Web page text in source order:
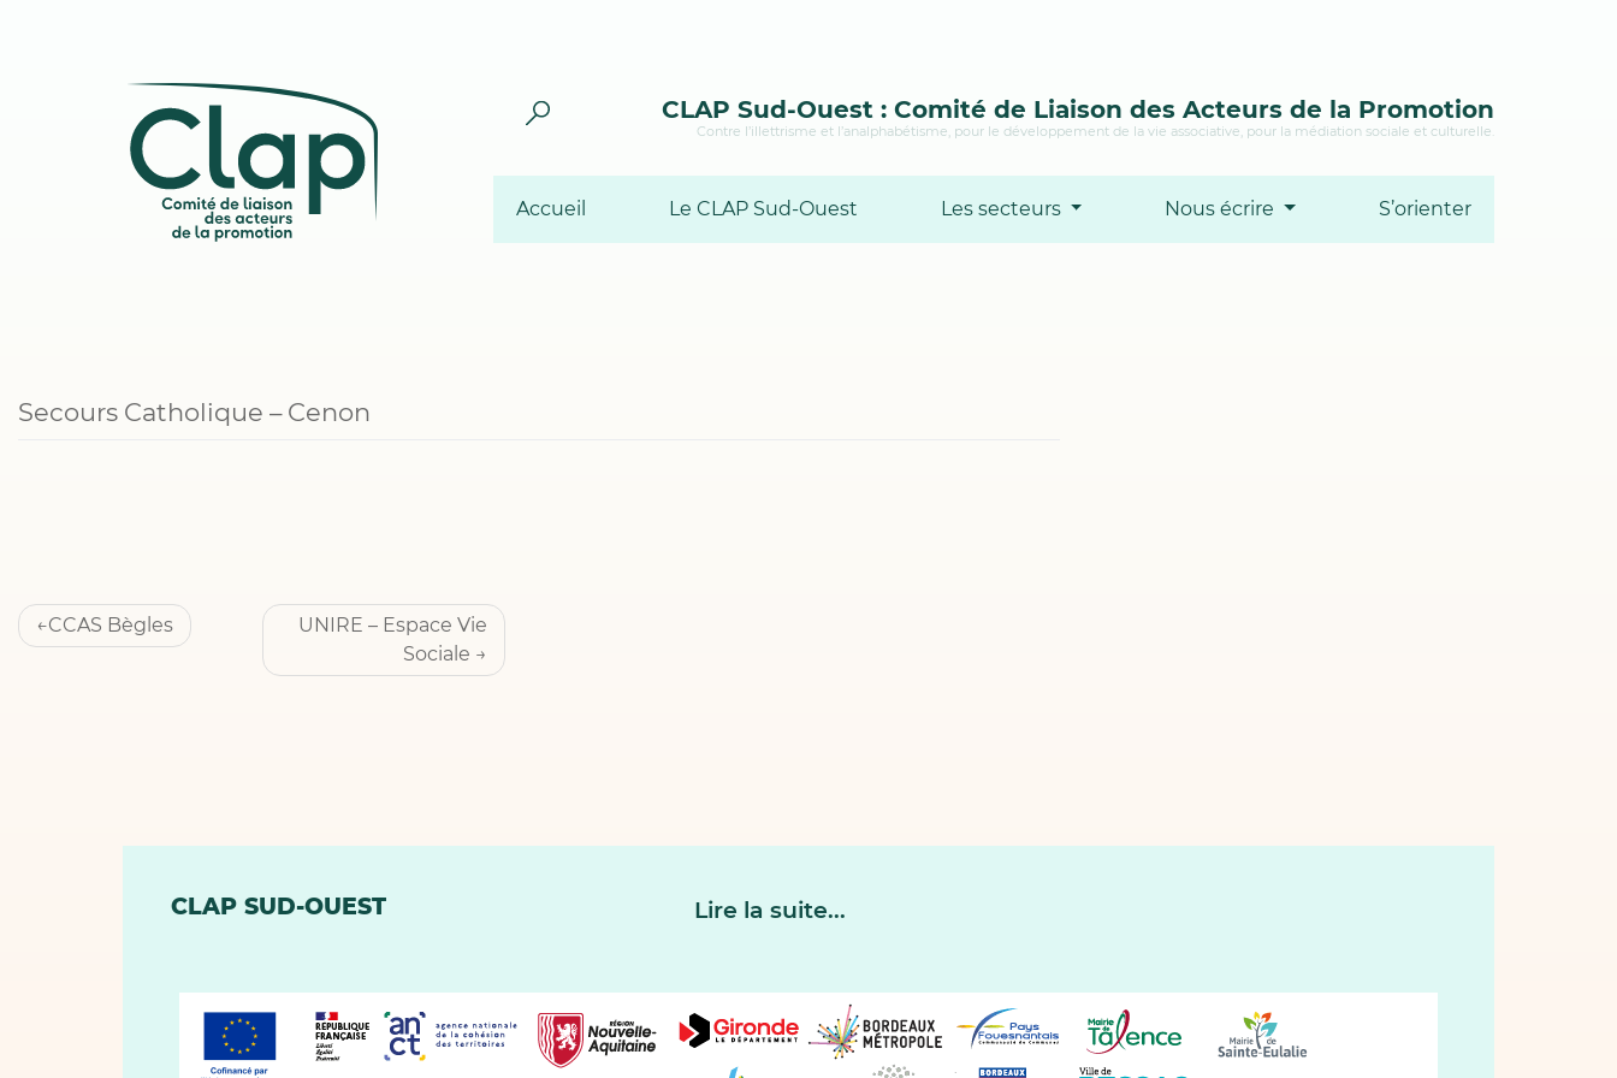
CLAP Sud-Ouest : Comité de Liaison des Acteurs de la Promotion
Contre l’illettrisme et l’analphabétisme, pour le développement de la vie associative, pour la médiation sociale et culturelle.
Accueil Le CLAP Sud-Ouest Les secteurs Nous écrire S’orienter
Secours Catholique – Cenon
Navigation
de
CCAS Bègles
UNIRE – Espace Vie
Sociale
CLAP SUD-OUEST Lire la suite...